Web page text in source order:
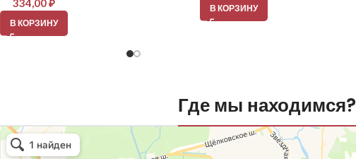
334,00₽
В КОРЗИНУ
В КОРЗИНУ
Где мы находимся?
Планета кровли
Кровля и кровельные материалы в Балашихе
Окна в Балашихе